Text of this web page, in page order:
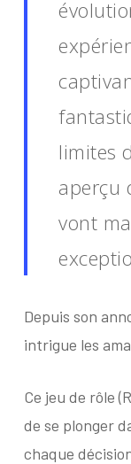
limites
aperçu
vont
Depuis son
intrigue les
Ce jeu de rôle
de se plonger
chaque